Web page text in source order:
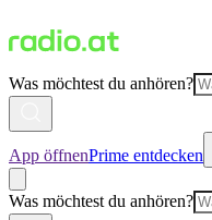
Was möchtest du anhören?
App öffnenPrime entdecken
Was möchtest du anhören?